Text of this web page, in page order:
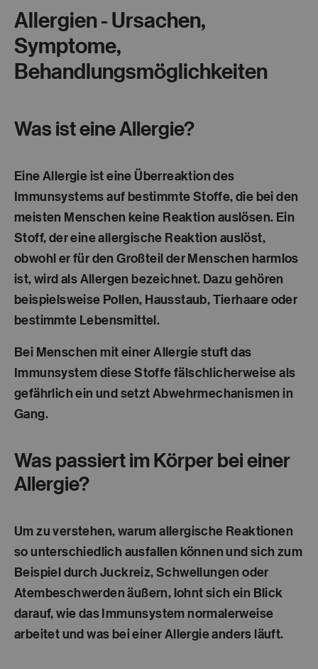
Allergien - Ursachen,
Symptome,
Behandlungsmöglichkeiten
Was ist eine Allergie?
Eine Allergie ist eine Überreaktion des
Immunsystems auf bestimmte Stoffe, die bei den
meisten Menschen keine Reaktion auslösen. Ein
Stoff, der eine allergische Reaktion auslöst,
obwohl er für den Großteil der Menschen harmlos
ist, wird als Allergen bezeichnet. Dazu gehören
beispielsweise Pollen, Hausstaub, Tierhaare oder
bestimmte Lebensmittel.
Bei Menschen mit einer Allergie stuft das
Immunsystem diese Stoffe fälschlicherweise als
gefährlich ein und setzt Abwehrmechanismen in
Gang.
Was passiert im Körper bei einer
Allergie?
Um zu verstehen, warum allergische Reaktionen
so unterschiedlich ausfallen können und sich zum
Beispiel durch Juckreiz, Schwellungen oder
Atembeschwerden äußern, lohnt sich ein Blick
darauf, wie das Immunsystem normalerweise
arbeitet und was bei einer Allergie anders läuft.